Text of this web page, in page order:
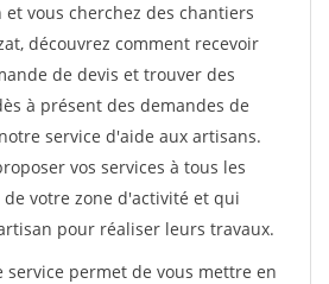
vous cherchez des chantiers
découvrez comment recevoir
de devis et trouver des
à présent des demandes de
service d'aide aux artisans.
vos services à tous les
votre zone d'activité et qui
pour réaliser leurs travaux.
permet de vous mettre en